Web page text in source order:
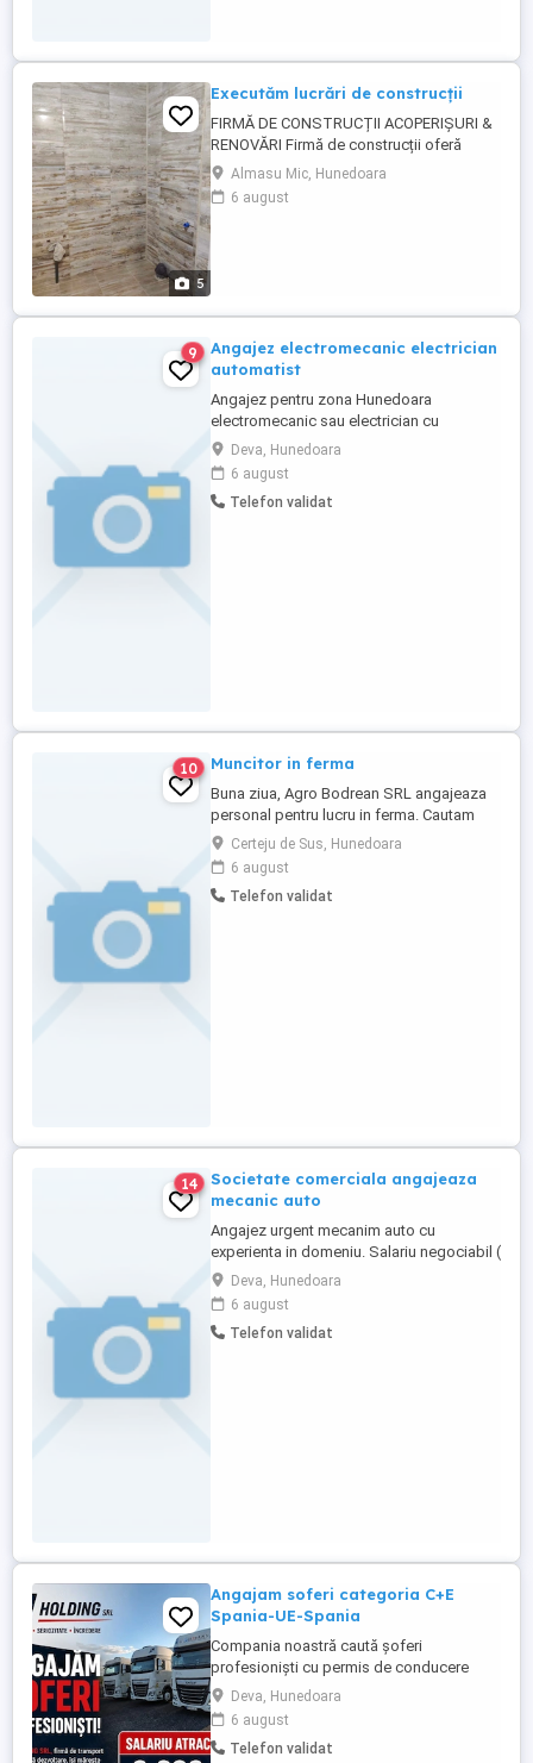
5
Executăm lucrări de construcții
FIRMĂ DE CONSTRUCȚII ACOPERIȘURI &
RENOVĂRI Firmă de construcții oferă
servicii complete, calitate garantată și
seriozitate. Executăm lucrări de:
acoperișuri (montaj, reparații, înlocuire
Almasu Mic, Hunedoara
6 august
9
Angajez electromecanic electrician
automatist
Angajez pentru zona Hunedoara
electromecanic sau electrician cu
cunoștințe de automatizare scheme
electrice pentru revizii și reparații
ascensoare,cu permis categoria B
,domiciliul de preferință în Mun.Hunedoara
Deva, Hunedoara
6 august
Telefon validat
10 Muncitor in ferma
Buna ziua, Agro Bodrean SRL angajeaza
personal pentru lucru in ferma. Cautam
persona disponibila sa locuiasca in
ferma, Se ofera cazare, carte de munca.
Pentru detalii telefon
Certeju de Sus, Hunedoara
6 august
Telefon validat
14
Societate comerciala angajeaza
mecanic auto
Angajez urgent mecanim auto cu
experienta in domeniu. Salariu negociabil (
peste 3000 lei )
Deva, Hunedoara
6 august
Telefon validat
Angajam soferi categoria C+E
Spania-UE-Spania
Compania noastră caută șoferi
profesioniști cu permis de conducere
categoria C+E pentru transport rutier pe
ruta Spania-UE-Spania. Candidatul ideal
va avea experiență relevantă în transportul
internațional și va demonstra
Deva, Hunedoara
6 august
Telefon validat